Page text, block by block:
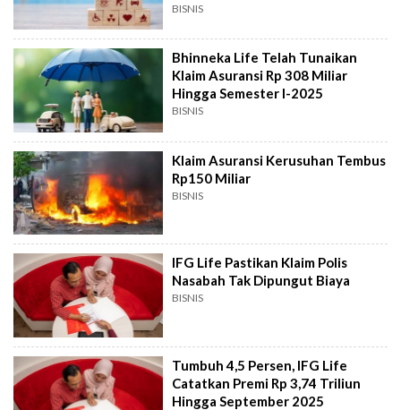
BISNIS
Bhinneka Life Telah Tunaikan
Klaim Asuransi Rp 308 Miliar
Hingga Semester I-2025
BISNIS
Klaim Asuransi Kerusuhan Tembus
Rp150 Miliar
BISNIS
IFG Life Pastikan Klaim Polis
Nasabah Tak Dipungut Biaya
BISNIS
Tumbuh 4,5 Persen, IFG Life
Catatkan Premi Rp 3,74 Triliun
Hingga September 2025